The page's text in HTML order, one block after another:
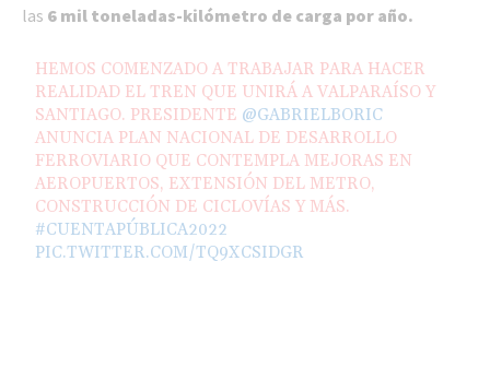
las 6 mil toneladas-kilómetro de carga por año.
HEMOS COMENZADO A TRABAJAR PARA HACER
REALIDAD EL TREN QUE UNIRÁ A VALPARAÍSO Y
SANTIAGO. PRESIDENTE @GABRIELBORIC
ANUNCIA PLAN NACIONAL DE DESARROLLO
FERROVIARIO QUE CONTEMPLA MEJORAS EN
AEROPUERTOS, EXTENSIÓN DEL METRO,
CONSTRUCCIÓN DE CICLOVÍAS Y MÁS.
#CUENTAPÚBLICA2022
PIC.TWITTER.COM/TQ9XCSIDGR